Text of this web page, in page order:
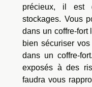
précieux, il est
stockages. Vous
dans un coffre-fort
bien sécuriser
dans un coffre-
exposés à des
faudra vous